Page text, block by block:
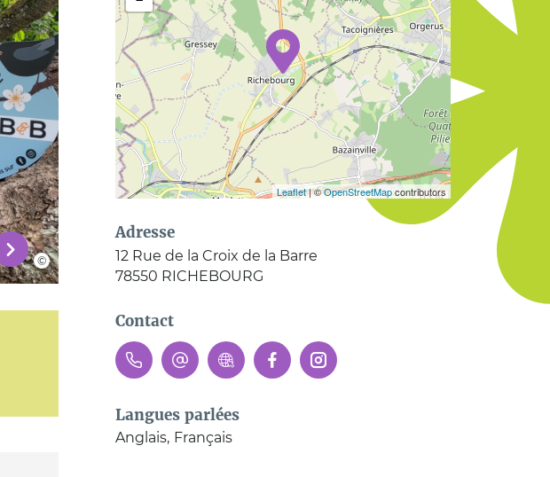
Leaflet| ©OpenStreetMapcontributors
Adresse
12 Rue de la Croix de la Barre
78550 RICHEBOURG
Contact
Langues parlées
Anglais Français